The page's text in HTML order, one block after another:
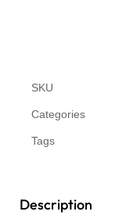
SKU
Categories
Tags
Description